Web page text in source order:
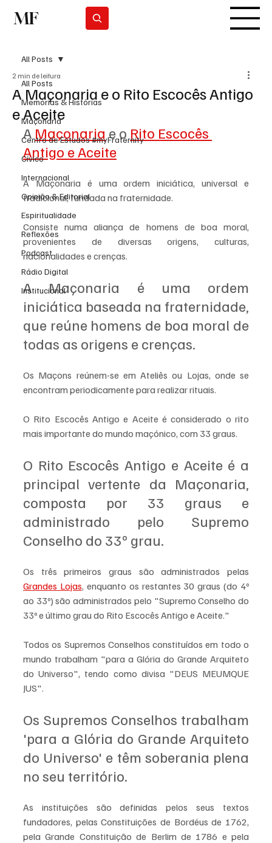
MF
All Posts
Memórias & Histórias
Maçonaria
Centro de Estudos #myFraternity
Cívico
Internacional
Opinião & Editorial
Espiritualidade
Reflexões
Podcast
Rádio Digital
Institucional
All Posts
A Maçonaria e o Rito Escocês Antigo
e Aceite
2 min de leitura
A Maçonaria e o Rito Escocês
Antigo e Aceite
A Maçonaria é uma ordem iniciática, universal e
tradicional, fundada na fraternidade.
Consiste numa aliança de homens de boa moral,
provenientes de diversas origens, culturas,
nacionalidades e crenças.
A Maçonaria é uma ordem
iniciática baseada na fraternidade,
que reúne homens de boa moral de
todas as origens e crenças.
Os Maçons reúnem-se em Ateliês ou Lojas, onde se
encontram periodicamente para realizar rituais.
O Rito Escocês Antigo e Aceite é considerado o rito
mais importante do mundo maçónico, com 33 graus.
O Rito Escocês Antigo e Aceite é a
principal vertente da Maçonaria,
composta por 33 graus e
administrado pelo Supremo
Conselho do 33º grau.
Grandes Lojas, enquanto os restantes 30 graus (do 4º
ao 33º) são administrados pelo "Supremo Conselho do
33º e último grau do Rito Escocês Antigo e Aceite."
Todos os Supremos Conselhos constituídos em todo o
mundo trabalham "para a Glória do Grande Arquiteto
do Universo", tendo como divisa "DEUS MEUMQUE
JUS".
Os Supremos Conselhos trabalham
'para a Glória do Grande Arquiteto
do Universo' e têm soberania plena
no seu território.
As instituições são definidas pelos seus textos
fundadores, pelas Constituições de Bordéus de 1762,
pela Grande Constituição de Berlim de 1786 e pela